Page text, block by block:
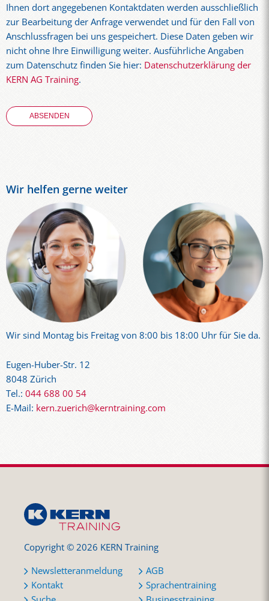
Ihnen dort angegebenen Kontaktdaten werden ausschließlich
zur Bearbeitung der Anfrage verwendet und für den Fall von
Anschlussfragen bei uns gespeichert. Diese Daten geben wir
nicht ohne Ihre Einwilligung weiter. Ausführliche Angaben
zum Datenschutz finden Sie hier: Datenschutzerklärung der
KERN AG Training.
Wir helfen gerne weiter
Wir sind Montag bis Freitag von 8:00 bis 18:00 Uhr für Sie da.
Eugen-Huber-Str. 12
8048 Zürich
Tel.: 044 688 00 54
E-Mail: kern.zuerich@kerntraining.com
Copyright © 2026 KERN Training
Newsletteranmeldung
Kontakt
AGB
Sprachentraining